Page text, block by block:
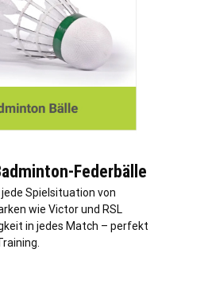
Federbälle
Spielsituation von
wie Victor und RSL
in jedes Match – perfekt